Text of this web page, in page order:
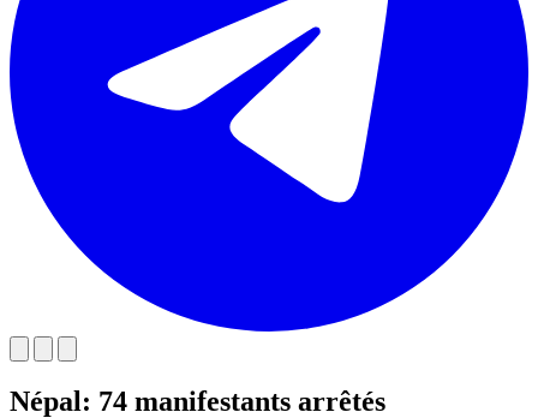
Népal: 74 manifestants arrêtés